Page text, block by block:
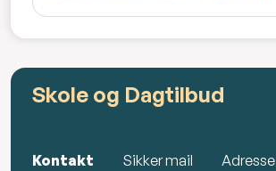
Skole og Dagtilbud
Kontakt Sikker mail Adresse